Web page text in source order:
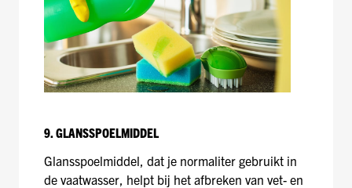
9. GLANSSPOELMIDDEL
Glansspoelmiddel, dat je normaliter gebruikt in
de vaatwasser, helpt bij het afbreken van vet- en